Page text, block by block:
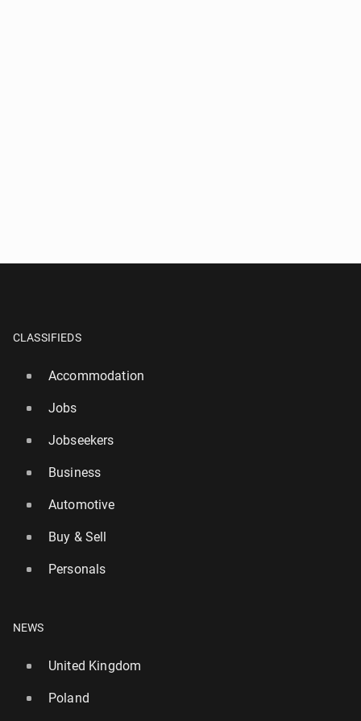
CLASSIFIEDS
Accommodation
Jobs
Jobseekers
Business
Automotive
Buy & Sell
Personals
NEWS
United Kingdom
Poland